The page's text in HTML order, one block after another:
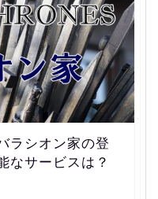
ラシオン家の登
なサービスは？